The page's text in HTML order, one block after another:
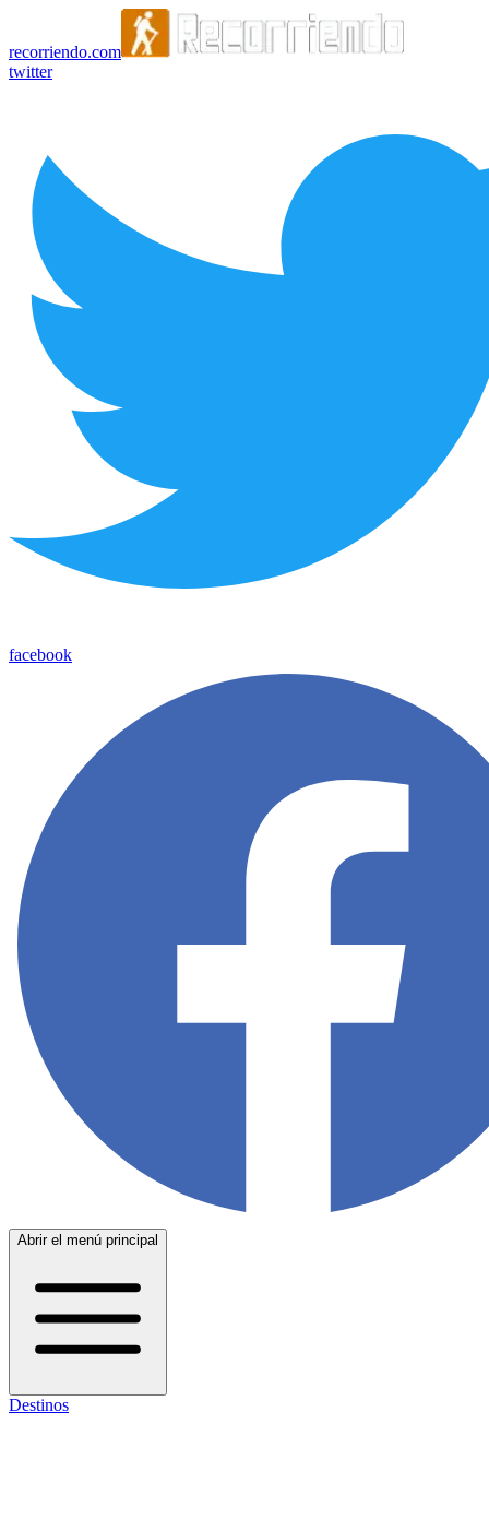
recorriendo.com
twitter
facebook
Abrir el menú principal
Destinos